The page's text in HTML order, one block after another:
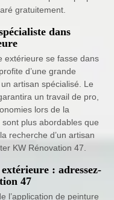
gratuitement.
dans
extérieure se fasse dans
d’une grande
artisan spécialisé. Le
un travail de pro,
lors de la
plus abordables que
recherche d’un artisan
KW Rénovation 47.
: adressez-
47
l’application de peinture